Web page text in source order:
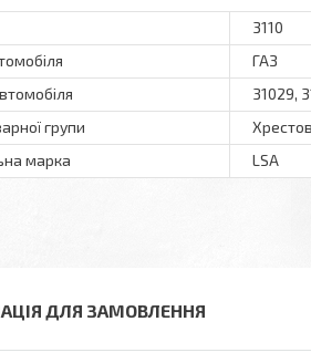
3110
ГАЗ
31029,
групи
марка
LSA
ДЛЯ ЗАМОВЛЕННЯ